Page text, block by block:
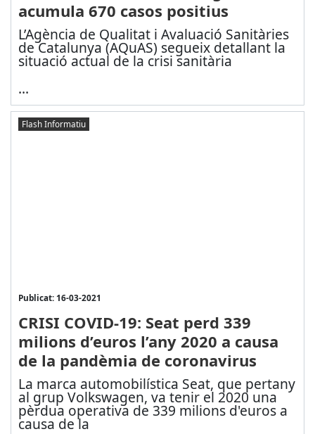
acumula 670 casos positius
L’Agència de Qualitat i Avaluació Sanitàries
de Catalunya (AQuAS) segueix detallant la
situació actual de la crisi sanitària
...
Flash Informatiu
Publicat: 16-03-2021
CRISI COVID-19: Seat perd 339
milions d’euros l’any 2020 a causa
de la pandèmia de coronavirus
La marca automobilística Seat, que pertany
al grup Volkswagen, va tenir el 2020 una
pèrdua operativa de 339 milions d'euros a
causa de la